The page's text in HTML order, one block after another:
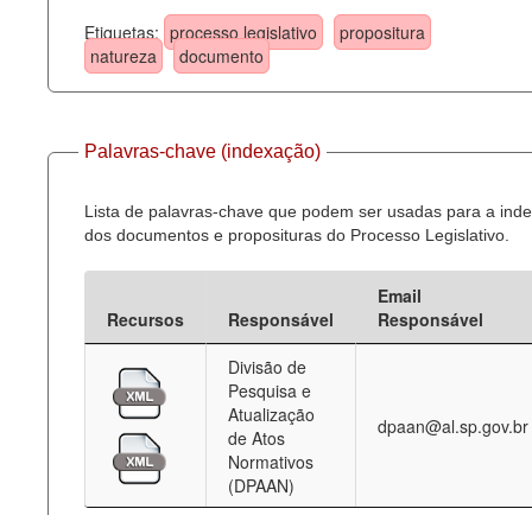
Etiquetas: processo legislativo
propositura
natureza
documento
Palavras-chave (indexação)
Lista de palavras-chave que podem ser usadas para a
dos documentos e proposituras do Processo Legislativo.
Recursos Responsável
Email
Responsável
Divisão de
Pesquisa e
Atualização
de Atos
Normativos
(DPAAN)
dpaan@al.sp.gov.br